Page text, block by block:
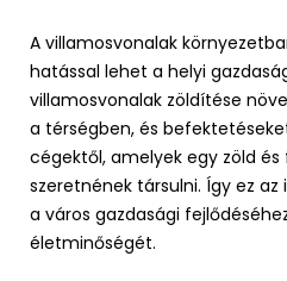
A villamosvonalak
hatással lehet a helyi
villamosvonalak zöldítése
a térségben, és
cégektől, amelyek egy zöld
szeretnének társulni. Így ez
a város gazdasági
életminőségét.